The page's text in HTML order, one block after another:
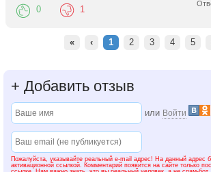
0 1
« ‹ 1 2 3 4 5
+ Добавить отзыв
или Войти
Пожалуйста, указывайте реальный e-mail адрес! На данный адрес
активационной ссылкой. Комментарий появится на сайте только